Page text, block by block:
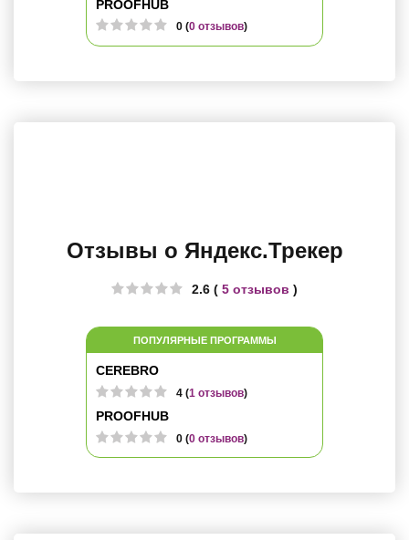
PROOFHUB
0 (0 отзывов)
Отзывы о Яндекс.Трекер
2.6 ( 5 отзывов )
ПОПУЛЯРНЫЕ ПРОГРАММЫ
CEREBRO
4 (1 отзывов)
PROOFHUB
0 (0 отзывов)